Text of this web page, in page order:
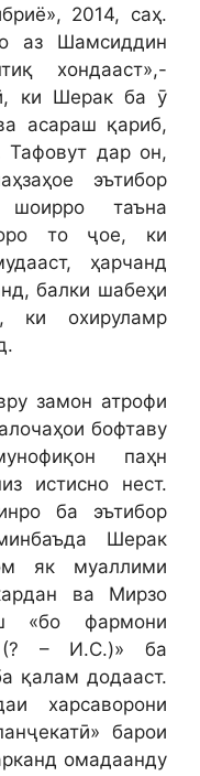
2014, саҳ.
аз Шамсиддин
хондааст»,-
ки Шерак ба ӯ
асараш қариб,
Тафовут дар он,
эътибор
таъна
то ҷое, ки
ҳарчанд
балки шабеҳи
ки охируламр
замон атрофи
бофтаву
паҳн
истисно нест.
ба эътибор
Шерак
як муаллими
ва Мирзо
«бо фармони
(? – И.С.)» ба
қалам додааст.
харсаворони
барои
омадаанду